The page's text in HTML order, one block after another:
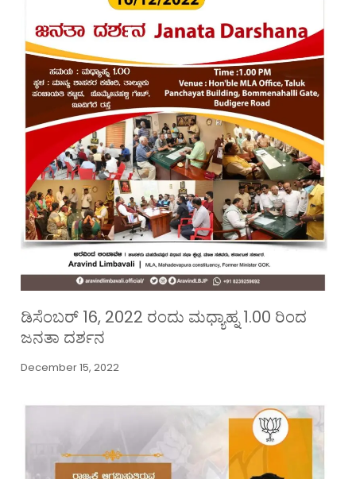
ಡಿಸೆಂಬರ್ 16, 2022 ರಂದು ಮಧ್ಯಾಹ್ನ 1.00 ರಿಂದ
ಜನತಾ ದರ್ಶನ
December 15, 2022